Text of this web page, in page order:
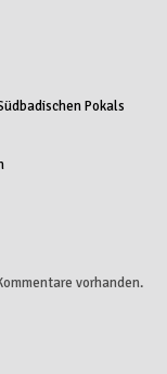
Pokals
vorhanden.